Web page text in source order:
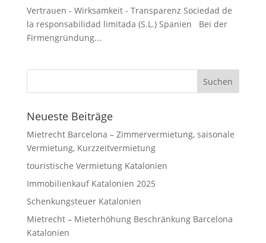
Vertrauen - Wirksamkeit - Transparenz Sociedad de
la responsabilidad limitada (S.L.) Spanien Bei der
Firmengründung...
Neueste Beiträge
Mietrecht Barcelona – Zimmervermietung, saisonale
Vermietung, Kurzzeitvermietung
touristische Vermietung Katalonien
Immobilienkauf Katalonien 2025
Schenkungsteuer Katalonien
Mietrecht – Mieterhöhung Beschränkung Barcelona
Katalonien